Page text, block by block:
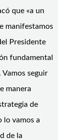
que «a un
manifestamos
Presidente
fundamental
seguir
manera
de
lo vamos a
de la